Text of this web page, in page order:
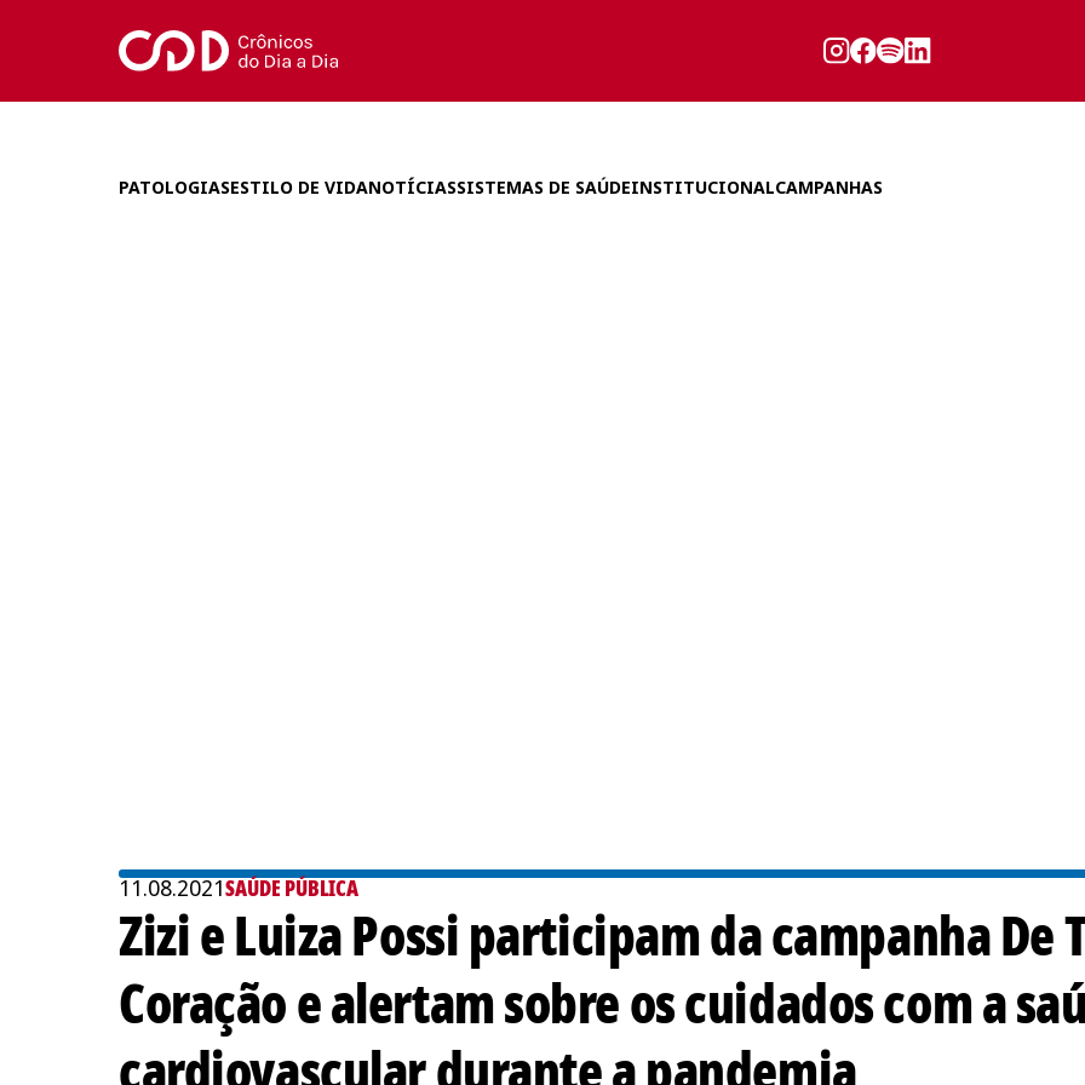
PATOLOGIASESTILO DE VIDANOTÍCIASSISTEMAS DE SAÚDEINSTITUCIONALCAMPANHAS
11.08.2021SAÚDE PÚBLICA
Zizi e Luiza Possi participam da campanha De
Coração e alertam sobre os cuidados com a